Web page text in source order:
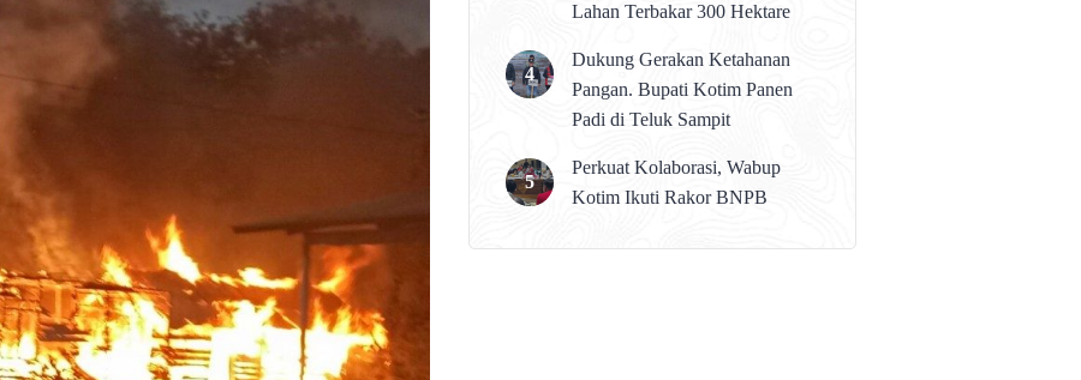
Lahan Terbakar 300 Hektare
Dukung Gerakan Ketahanan
Pangan. Bupati Kotim Panen
Padi di Teluk Sampit
Perkuat Kolaborasi, Wabup
Kotim Ikuti Rakor BNPB